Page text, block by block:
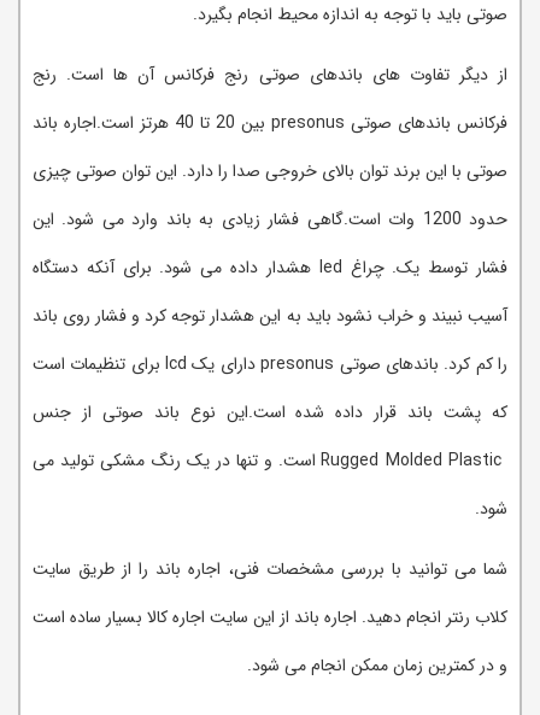
صوتی باید با توجه به اندازه محیط انجام بگیرد.
از دیگر تفاوت های باندهای صوتی رنج فرکانس آن ها است. رنج
فرکانس باندهای صوتی presonus بین 20 تا 40 هرتز است.اجاره باند
صوتی با این برند توان بالای خروجی صدا را دارد. این توان صوتی چیزی
حدود 1200 وات است.گاهی فشار زیادی به باند وارد می شود. این
فشار توسط یک. چراغ led هشدار داده می شود. برای آنکه دستگاه
آسیب نبیند و خراب نشود باید به این هشدار توجه کرد و فشار روی باند
را کم کرد. باندهای صوتی presonus دارای یک lcd برای تنظیمات است
که پشت باند قرار داده شده است.این نوع باند صوتی از جنس
Rugged Molded Plastic است. و تنها در یک رنگ مشکی تولید می
شود.
شما می توانید با بررسی مشخصات فنی، اجاره باند را از طریق سایت
کلاب رنتر انجام دهید. اجاره باند از این سایت اجاره کالا بسیار ساده است
و در کمترین زمان ممکن انجام می شود.